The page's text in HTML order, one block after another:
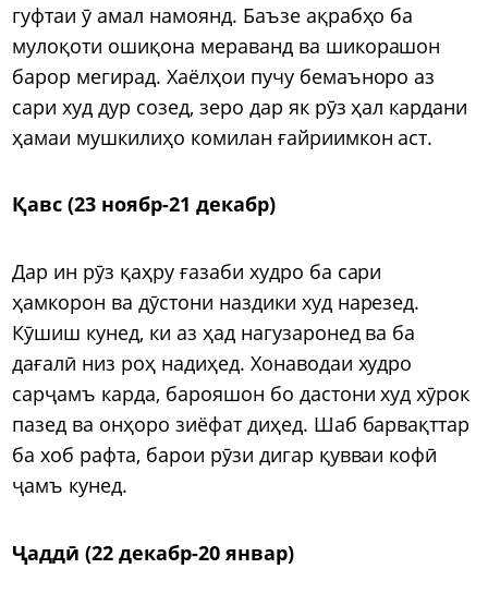
гуфтаи ӯ амал намоянд. Баъзе ақрабҳо ба
мулоқоти ошиқона мераванд ва шикорашон
барор мегирад. Хаёлҳои пучу бемаъноро аз
сари худ дур созед, зеро дар як рӯз ҳал кардани
ҳамаи мушкилиҳо комилан ғайриимкон аст.
Қавс (23 ноябр-21 декабр)
Дар ин рӯз қаҳру ғазаби худро ба сари
ҳамкорон ва дӯстони наздики худ нарезед.
Кӯшиш кунед, ки аз ҳад нагузаронед ва ба
дағалӣ низ роҳ надиҳед. Хонаводаи худро
сарҷамъ карда, барояшон бо дастони худ хӯрок
пазед ва онҳоро зиёфат диҳед. Шаб барвақттар
ба хоб рафта, барои рӯзи дигар қувваи кофӣ
ҷамъ кунед.
Ҷаддӣ (22 декабр-20 январ)